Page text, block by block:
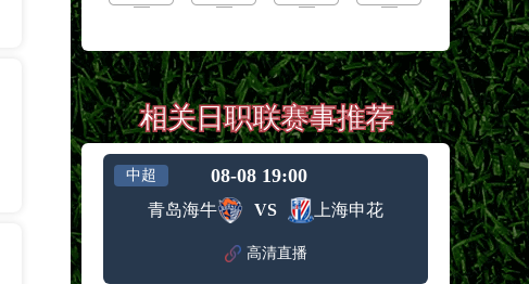
相关日职联赛事推荐
中超 08-08 19:00
青岛海牛 VS 上海申花
高清直播